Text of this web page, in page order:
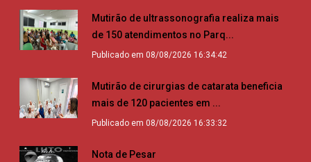
Mutirão de ultrassonografia realiza mais
de 150 atendimentos no Parq...
Publicado em 08/08/2026 16:34:42
Mutirão de cirurgias de catarata beneficia
mais de 120 pacientes em ...
Publicado em 08/08/2026 16:33:32
Nota de Pesar